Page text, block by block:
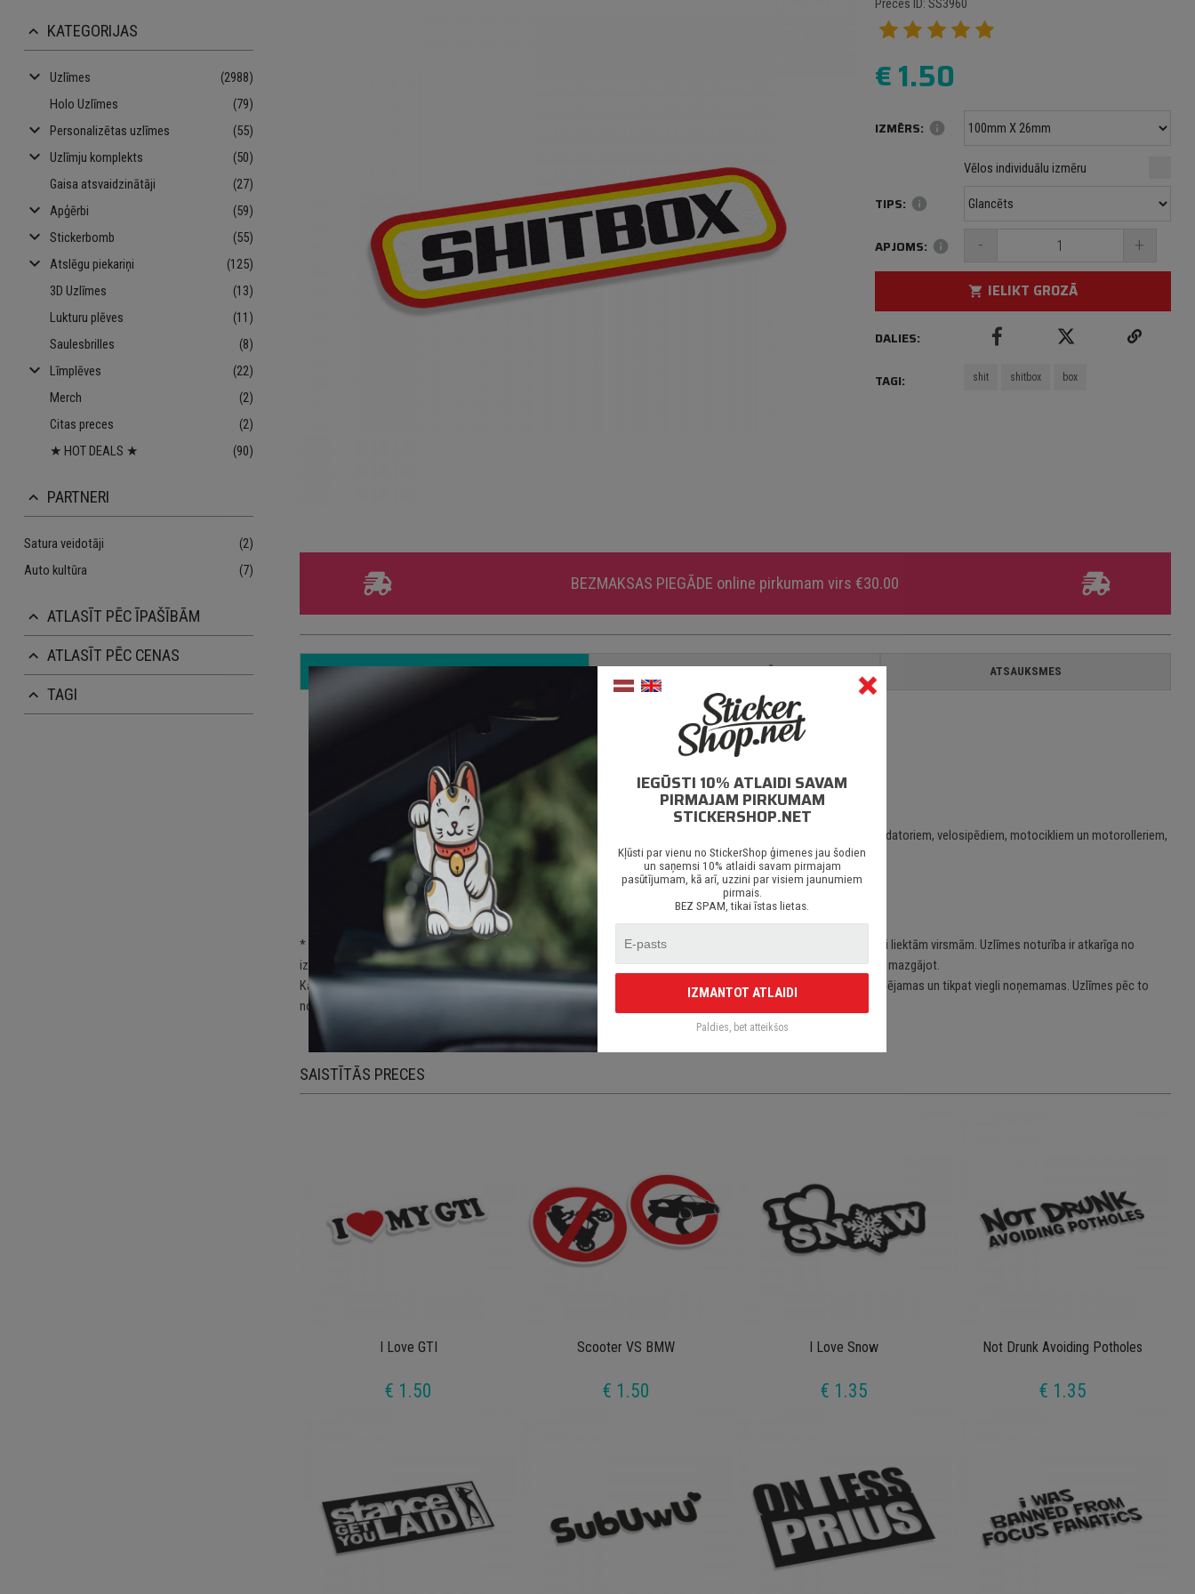
keyboard_arrow_up KATEGORIJAS
keyboard_arrow_down Uzlīmes
(2988)
Holo Uzlīmes
(79)
keyboard_arrow_down Personalizētas uzlīmes (55)
keyboard_arrow_down Uzlīmju komplekts
(50)
Gaisa atsvaidzinātāji
(27)
keyboard_arrow_down Apģērbi (59)
keyboard_arrow_down Stickerbomb (55)
keyboard_arrow_down Atslēgu piekariņi
(125)
3D Uzlīmes
(13)
Lukturu plēves
(11)
Saulesbrilles
(8)
keyboard_arrow_down Līmplēves
(22)
Merch
(2)
Citas preces
(2)
★ HOT DEALS ★
(90)
keyboard_arrow_up PARTNERI
Satura veidotāji
(2)
Auto kultūra
(7)
keyboard_arrow_up ATLASĪT PĒC ĪPAŠĪBĀM
keyboard_arrow_up ATLASĪT PĒC CENAS
keyboard_arrow_up TAGI
Preces ID: SS3960
€1.50
IZMĒRS: info
mm mm
Maksimālais izmērs: 1000 mm
Vēlos individuālu izmēru
TIPS: info
APJOMS: info - +
shopping_cart IELIKT GROZĀ
DALIES:
TAGI: shit shitbox box
BEZMAKSAS PIEGĀDE online pirkumam virs €30.00
APRAKSTS PAPILDUS INFORMĀCIJA ATSAUKSMES
Izmantotas tikai augstas kvalitātes ORACAL līmplēves;
3 – 5 gadu līmplēves noturība *;
Spēcīgs līmes slānis;
Paredzēts priekš auto stikliem, virsbūves daļām, krāsotām virsmām, portatīvajiem/stacionārajiem datoriem, velosipēdiem, motocikliem un motorolleriem,
kā arī visām citām gludām un neporainām virsmām;
Piegāde Latvijā un citviet pasaulē bez jebkādiem ierobežojumiem.
* Uzlīme jālīmē uz gludas, attīrītas un sausas virsmas. Uzlīmes līp uz gandrīz visām neporainām un taisnām vai viegli liektām virsmām. Uzlīmes noturība ir atkarīga no
izvēlētās virsmas un novietojuma. Sīku uzlīmes detaļu noturība samazinās virsmu regulāri deformējot, skrāpējot vai mazgājot.
Katra uzlīme ir izgriezta vai printēta pēc pasūtījuma uz augstas kvalītātes ORACAL līmplēvēm. Uzlīmes ir viegli uzlīmējamas un tikpat viegli noņemamas. Uzlīmes pēc to
noņemšanas nebojā aplīmējamo virsmu.
SAISTĪTĀS PRECES
I Love GTI
€ 1.50
Scooter VS BMW
€ 1.50
I Love Snow
€ 1.35
Not Drunk Avoiding Potholes
€ 1.35
IEGŪSTI 10% ATLAIDI SAVAM
PIRMAJAM PIRKUMAM
STICKERSHOP.NET
Kļūsti par vienu no StickerShop ģimenes jau šodien
un saņemsi 10% atlaidi savam pirmajam
pasūtījumam, kā arī, uzzini par visiem jaunumiem
pirmais.
BEZ SPAM, tikai īstas lietas.
IZMANTOT ATLAIDI
Paldies, bet atteikšos